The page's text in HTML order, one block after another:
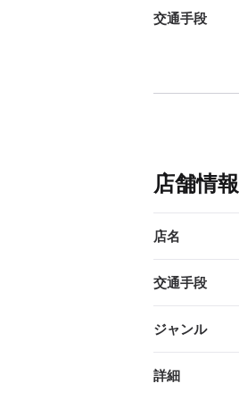
交通手段
店舗情報
店名
交通手段
ジャンル
詳細